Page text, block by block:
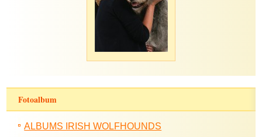
Fotoalbum
ALBUMS IRISH WOLFHOUNDS